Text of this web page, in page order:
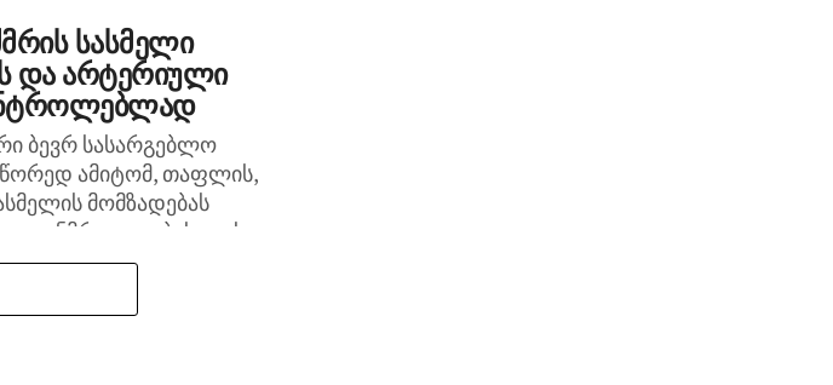
სასმელი
და არტერიული
ბევრ სასარგებლო
ამიტომ, თაფლის,
მომზადებას
ჯანმრთელობისთვის
საშუალებას